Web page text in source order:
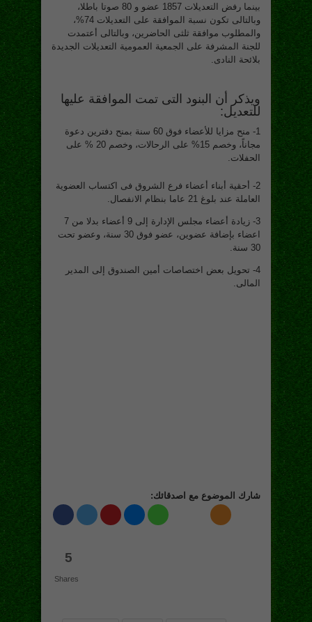
بينما رفض التعديلات 1857 عضو و 80 صوتا باطلا،
وبالتالى تكون نسبة الموافقة على التعديلات 74%،
والمطلوب موافقة ثلثى الحاضرين، وبالتالى أعتمدت
للجنة المشرفة على الجمعية العمومية التعديلات الجديدة
بلائحة النادى.
ويذكر أن البنود التى تمت الموافقة عليها
للتعديل:
1- منح مزايا للأعضاء فوق 60 سنة بمنح دفترين دعوة
مجاناً، وخصم 15% على الرحالات، وخصم 20 % على
الحفلات.
2- أحقية أبناء أعضاء فرع الشروق فى اكتساب العضوية
العاملة عند بلوغ 21 عاما بنظام الانفصال.
3- زيادة أعضاء مجلس الإدارة إلى 9 أعضاء بدلا من 7
اعضاء بإضافة عضوين، عضو فوق 30 سنة، وعضو تحت
30 سنة.
4- تحويل بعض اختصاصات أمين الصندوق إلى المدير
المالى.
شارك الموضوع مع اصدقائك:
5
Shares